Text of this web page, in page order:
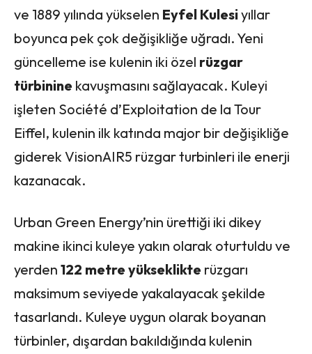
ve 1889 yılında yükselen Eyfel Kulesiyıllar
boyunca pek çok değişikliğe uğradı. Yeni
güncelleme ise kulenin iki özel rüzgar
türbinine kavuşmasını sağlayacak. Kuleyi
işleten Société d’Exploitation de la Tour
Eiffel, kulenin ilk katında major bir değişikliğe
giderek VisionAIR5 rüzgar turbinleri ile enerji
kazanacak.
Urban Green Energy’nin ürettiği iki dikey
makine ikinci kuleye yakın olarak oturtuldu ve
yerden 122 metre yükseklikte rüzgarı
maksimum seviyede yakalayacak şekilde
tasarlandı. Kuleye uygun olarak boyanan
türbinler, dışardan bakıldığında kulenin